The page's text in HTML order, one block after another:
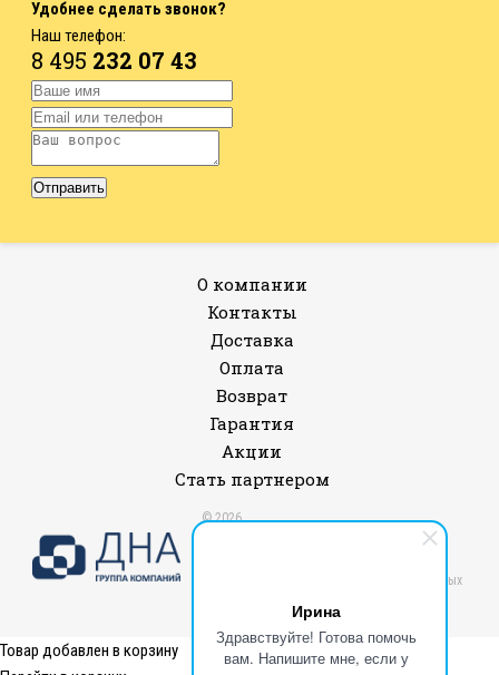
Ирина
Здравствуйте! Готова помочь
вам. Напишите мне, если у
Удобнее сделать звонок?
Наш телефон:
8 495 232 07 43
© 2026
Политика конфиденциальности и защиты
Согласие на обработку персональных данных
О компании
Контакты
Доставка
Оплата
Возврат
Гарантия
Акции
Стать партнером
Товар добавлен в корзину